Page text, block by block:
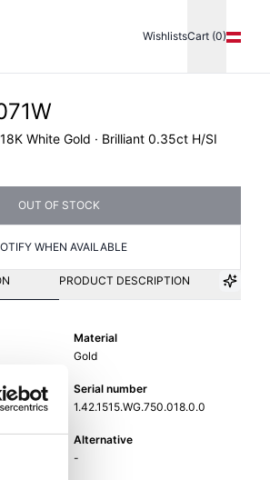
WishlistsCart (0)
White Gold · Brilliant 0.35ct H/SI
OUT OF STOCK
WHEN AVAILABLE
PRODUCT DESCRIPTION
Material
Gold
Serial number
1.42.1515.WG.750.018.0.0
Alternative
-